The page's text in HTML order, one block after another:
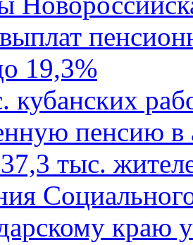
19,3%
кубанских
пенсию в
тыс.
краю